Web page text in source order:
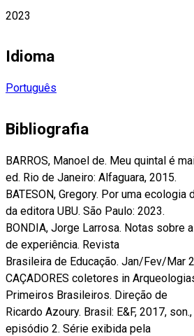
2023
Idioma
Português
Bibliografia
BARROS, Manoel de. Meu quintal é
ed. Rio de Janeiro: Alfaguara, 2015.
BATESON, Gregory. Por uma ecologia
da editora UBU. São Paulo: 2023.
BONDIA, Jorge Larrosa. Notas sobre
de experiência. Revista
Brasileira de Educação. Jan/Fev/Mar
CAÇADORES coletores in
Primeiros Brasileiros. Direção de
Ricardo Azoury. Brasil: E&F, 2017,
episódio 2. Série exibida pela